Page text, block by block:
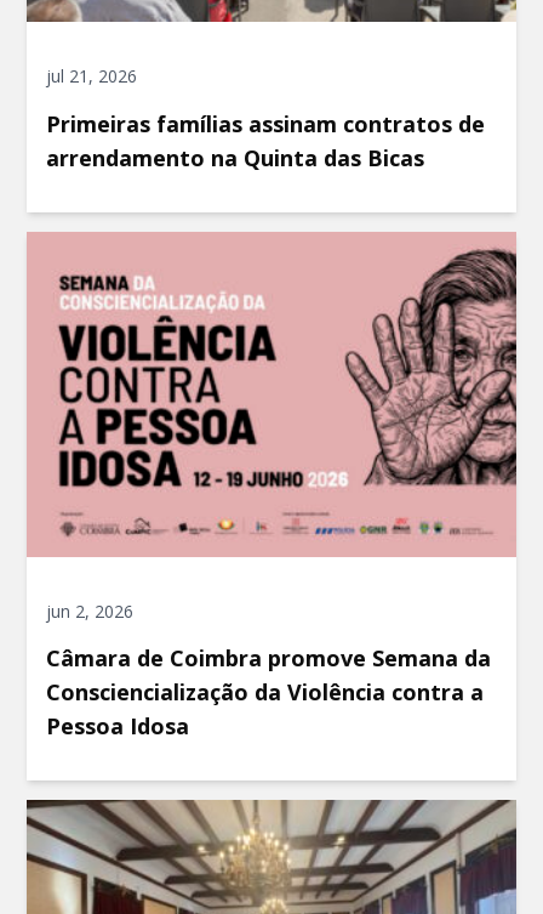
jul 21, 2026
Primeiras famílias assinam contratos de
arrendamento na Quinta das Bicas
jun 2, 2026
Câmara de Coimbra promove Semana da
Consciencialização da Violência contra a
Pessoa Idosa